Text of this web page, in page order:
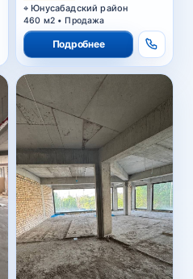
Юнусабадский район
460 м2 • Продажа
Подробнее